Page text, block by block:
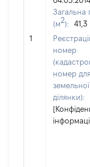
1
Загальна
(м2):
41,3
номер
номер для
земельної
ділянки):